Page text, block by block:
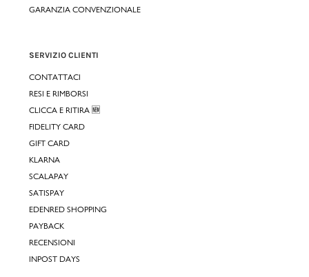
GARANZIA CONVENZIONALE
SERVIZIO CLIENTI
CONTATTACI
RESI E RIMBORSI
CLICCA E RITIRA 🆕
FIDELITY CARD
GIFT CARD
KLARNA
SCALAPAY
SATISPAY
EDENRED SHOPPING
PAYBACK
RECENSIONI
INPOST DAYS